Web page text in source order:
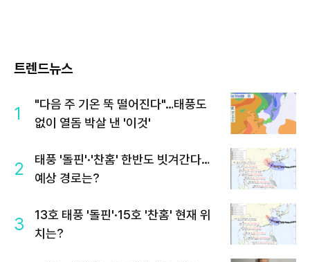
트렌드뉴스
1
"다음 주 기온 뚝 떨어진다"…태풍도
없이 열돔 박살 낸 '이것'
2
태풍 '돌핀'·'찬홈' 한반도 빗겨간다…
예상 경로는?
3
13호 태풍 '돌핀'·15호 '찬홈' 현재 위
치는?